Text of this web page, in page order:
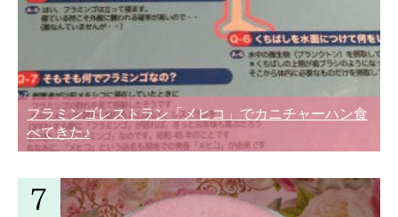
フラミンゴレストラン「メヒコ」でカニチャーハン食
べてきた♪